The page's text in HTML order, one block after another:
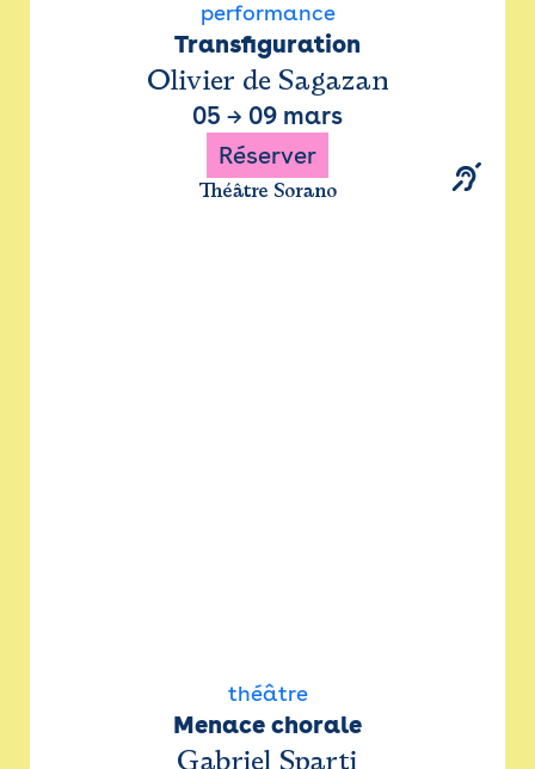
performance
Transfiguration
Olivier de Sagazan
05 → 09 mars
Réserver
Théâtre Sorano
théâtre
Menace chorale
Gabriel Sparti